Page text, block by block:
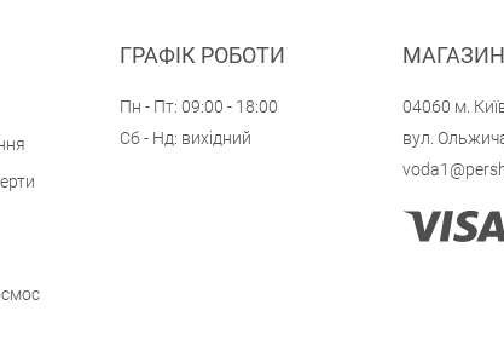
ГРАФІК РОБОТИ
Пн - Пт: 09:00 - 18:00
Сб - Нд: вихідний
04060 м.
вул.